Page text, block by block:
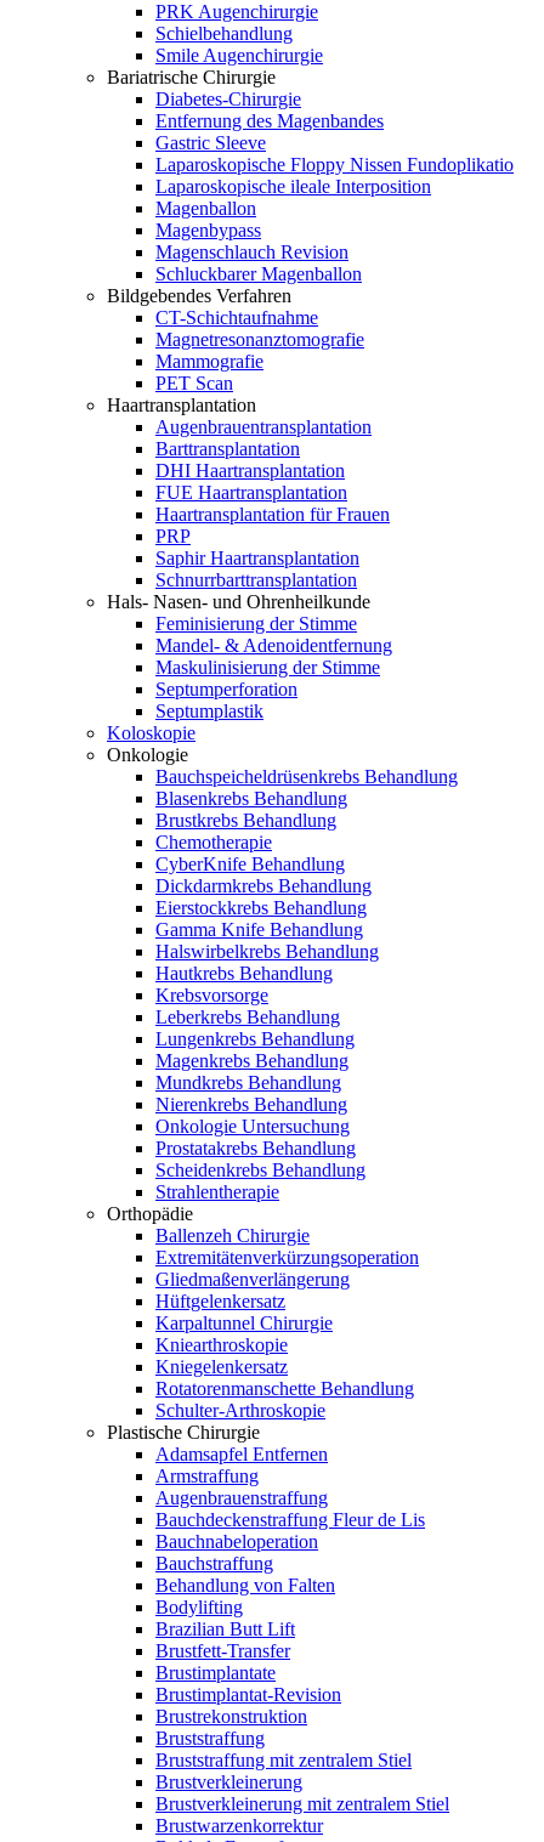
PRK Augenchirurgie
Schielbehandlung
Smile Augenchirurgie
Bariatrische Chirurgie
Diabetes-Chirurgie
Entfernung des Magenbandes
Gastric Sleeve
Laparoskopische Floppy Nissen Fundoplikatio
Laparoskopische ileale Interposition
Magenballon
Magenbypass
Magenschlauch Revision
Schluckbarer Magenballon
Bildgebendes Verfahren
CT-Schichtaufnahme
Magnetresonanztomografie
Mammografie
PET Scan
Haartransplantation
Augenbrauentransplantation
Barttransplantation
DHI Haartransplantation
FUE Haartransplantation
Haartransplantation für Frauen
PRP
Saphir Haartransplantation
Schnurrbarttransplantation
Hals- Nasen- und Ohrenheilkunde
Feminisierung der Stimme
Mandel- & Adenoidentfernung
Maskulinisierung der Stimme
Septumperforation
Septumplastik
Koloskopie
Onkologie
Bauchspeicheldrüsenkrebs Behandlung
Blasenkrebs Behandlung
Brustkrebs Behandlung
Chemotherapie
CyberKnife Behandlung
Dickdarmkrebs Behandlung
Eierstockkrebs Behandlung
Gamma Knife Behandlung
Halswirbelkrebs Behandlung
Hautkrebs Behandlung
Krebsvorsorge
Leberkrebs Behandlung
Lungenkrebs Behandlung
Magenkrebs Behandlung
Mundkrebs Behandlung
Nierenkrebs Behandlung
Onkologie Untersuchung
Prostatakrebs Behandlung
Scheidenkrebs Behandlung
Strahlentherapie
Orthopädie
Ballenzeh Chirurgie
Extremitätenverkürzungsoperation
Gliedmaßenverlängerung
Hüftgelenkersatz
Karpaltunnel Chirurgie
Kniearthroskopie
Kniegelenkersatz
Rotatorenmanschette Behandlung
Schulter-Arthroskopie
Plastische Chirurgie
Adamsapfel Entfernen
Armstraffung
Augenbrauenstraffung
Bauchdeckenstraffung Fleur de Lis
Bauchnabeloperation
Bauchstraffung
Behandlung von Falten
Bodylifting
Brazilian Butt Lift
Brustfett-Transfer
Brustimplantate
Brustimplantat-Revision
Brustrekonstruktion
Bruststraffung
Bruststraffung mit zentralem Stiel
Brustverkleinerung
Brustverkleinerung mit zentralem Stiel
Brustwarzenkorrektur